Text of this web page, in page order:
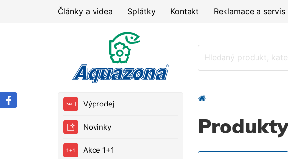
Články a videa Splátky Kontakt Reklamace a servis
Výprodej
Novinky
Akce 1+1